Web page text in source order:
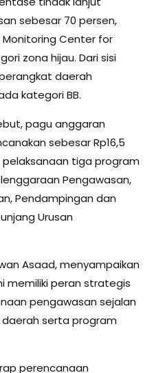
sebesar 70 persen,
Center for
zona hijau. Dari sisi
perangkat daerah
kategori BB.
pagu anggaran
sebesar Rp16,5
tiga program
Pengawasan,
Pendampingan dan
Urusan
Asaad, menyampaikan
memiliki peran strategis
pengawasan sejalan
serta program
perencanaan